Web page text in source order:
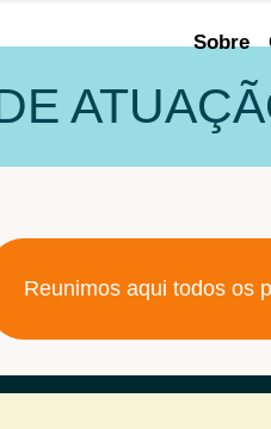
Sobre
por ano
Reunimos aqui todos os